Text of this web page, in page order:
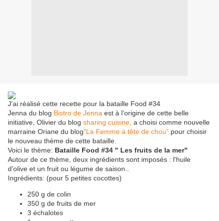
J'ai réalisé cette recette pour la bataille Food #34
Jenna du blog Bistro de Jenna est à l’origine de cette belle
initiative, Olivier du blog sharing cuisine, a choisi comme nouvelle
marraine Oriane du blog"La Femme à tête de chou" pour choisir
le nouveau thème de cette bataille.
Voici le thème: Bataille Food #34 " Les fruits de la mer"
Autour de ce thème, deux ingrédients sont imposés : l'huile
d'olive et un fruit ou légume de saison..
Ingrédients: (pour 5 petites cocottes)
250 g de colin
350 g de fruits de mer
3 échalotes